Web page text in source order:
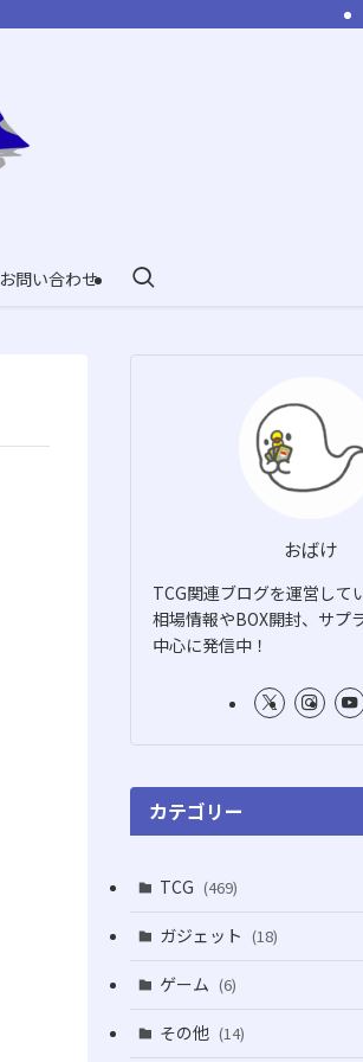
お問い合わせ
おばけ
TCG関連ブログを運営し
相場情報やBOX開封、サプ
中心に発信中！
カテゴリー
TCG (469)
(16)
ガジェット (18)
ゲーム (6)
その他 (14)